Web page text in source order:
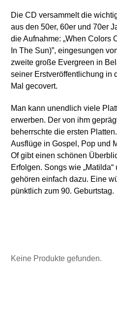
Die CD versammelt die
aus den 50er, 60er und 70er
die Aufnahme: „When Colors
In The Sun)”, eingesungen
zweite große Evergreen in
seiner Erstveröffentlichung in
Mal gecovert.
Man kann unendlich viele
erwerben. Der von ihm
beherrschte die ersten
Ausflüge in Gospel, Pop und
Of gibt einen schönen
Erfolgen. Songs wie „Matilda“
gehören einfach dazu. Eine
pünktlich zum 90. Geburtstag.
Keine Produkte gefunden.